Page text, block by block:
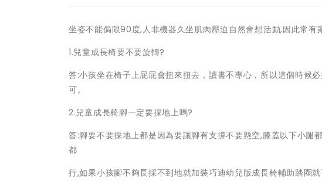
坐姿不能侷限90度,人非機器久坐肌肉壓迫自然會想活動,因此常有
1.兒童成長椅要不要旋轉?
答:小孩坐在椅子上屁屁會扭來扭去，讀書不專心，所以這個時候
可。
2.兒童成長椅腳一定要採地上嗎?
答:腳要不要採地上都是因為要讓腳有支撐不要懸空,膝蓋以下小腿
都
行,如果小孩腳不夠長採不到地就加裝巧迪幼兒版成長椅輔助踏圈